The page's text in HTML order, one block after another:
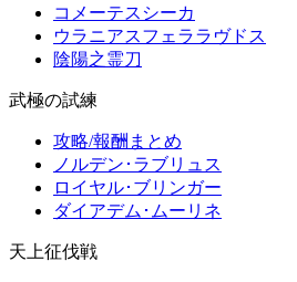
コメーテスシーカ
ウラニアスフェララヴドス
陰陽之霊刀
武極の試練
攻略/報酬まとめ
ノルデン･ラブリュス
ロイヤル･ブリンガー
ダイアデム･ムーリネ
天上征伐戦